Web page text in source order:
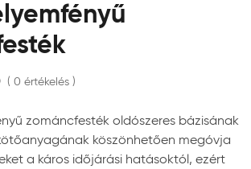
( 0 értékelés )
zománcfesték oldószeres bázisának
köszönhetően megóvja
a káros időjárási hatásoktól, ezért